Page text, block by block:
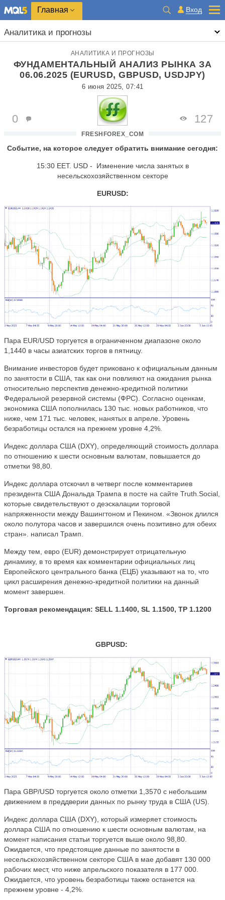
Главная Вход
Аналитика и прогнозы
АНАЛИТИКА И ПРОГНОЗЫ
ФУНДАМЕНТАЛЬНЫЙ АНАЛИЗ РЫНКА ЗА
06.06.2025 (EURUSD, GBPUSD, USDJPY)
6 июня 2025, 07:41
FRESHFOREX_COM
0 127
Событие, на которое следует обратить внимание сегодня:
15:30 EET. USD - Изменение числа занятых в
несельскохозяйственном секторе
EURUSD:
Пара EUR/USD торгуется в ограниченном диапазоне около
1,1440 в часы азиатских торгов в пятницу.
Внимание инвесторов будет приковано к официальным данным
по занятости в США, так как они повлияют на ожидания рынка
относительно перспектив денежно-кредитной политики
Федеральной резервной системы (ФРС). Согласно оценкам,
экономика США пополнилась 130 тыс. новых работников, что
ниже, чем 171 тыс. человек, нанятых в апреле. Уровень
безработицы остался на прежнем уровне 4,2%.
Индекс доллара США (DXY), определяющий стоимость доллара
по отношению к шести основным валютам, повышается до
отметки 98,80.
Индекс доллара отскочил в четверг после комментариев
президента США Дональда Трампа в посте на сайте Truth.Social,
которые свидетельствуют о деэскалации торговой
напряженности между Вашингтоном и Пекином. «Звонок длился
около полутора часов и завершился очень позитивно для обеих
стран». написал Трамп.
Между тем, евро (EUR) демонстрирует отрицательную
динамику, в то время как комментарии официальных лиц
Европейского центрального банка (ЕЦБ) указывают на то, что
цикл расширения денежно-кредитной политики на данный
момент завершен.
Торговая рекомендация: SELL 1.1400, SL 1.1500, TP 1.1200
GBPUSD:
Пара GBP/USD торгуется около отметки 1,3570 с небольшим
движением в преддверии данных по рынку труда в США (US).
Индекс доллара США (DXY), который измеряет стоимость
доллара США по отношению к шести основным валютам, на
момент написания статьи торгуется выше около 98,80.
Ожидается, что предстоящие данные по занятости в
несельскохозяйственном секторе США в мае добавят 130 000
рабочих мест, что ниже апрельского показателя в 177 000.
Ожидается, что уровень безработицы также останется на
прежнем уровне - 4,2%.